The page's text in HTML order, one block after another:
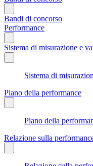
Bandi di concorso
Performance
Sistema di misurazione e
Sistema di
Piano della performance
Piano della
Relazione sulla